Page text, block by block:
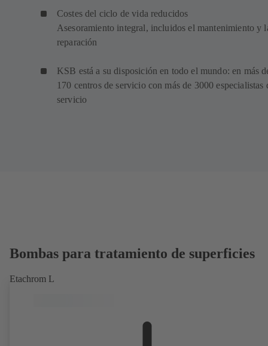
Costes del ciclo de vida reducidos
Asesoramiento integral, incluidos el mantenimiento y
reparación
KSB está a su disposición en todo el mundo: en más
170 centros de servicio con más de 3000 especialistas
servicio
Bombas para tratamiento de superficies
Etachrom L